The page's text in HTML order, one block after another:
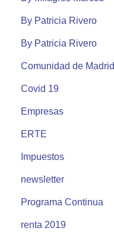
By Patricia Rivero
By Patricia Rivero
Comunidad de Madrid
Covid 19
Empresas
ERTE
Impuestos
newsletter
Programa Continua
renta 2019